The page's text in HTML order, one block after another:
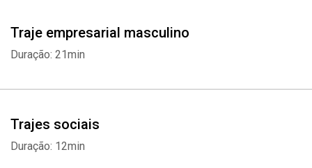
Traje empresarial masculino
Duração: 21min
Trajes sociais
Duração: 12min